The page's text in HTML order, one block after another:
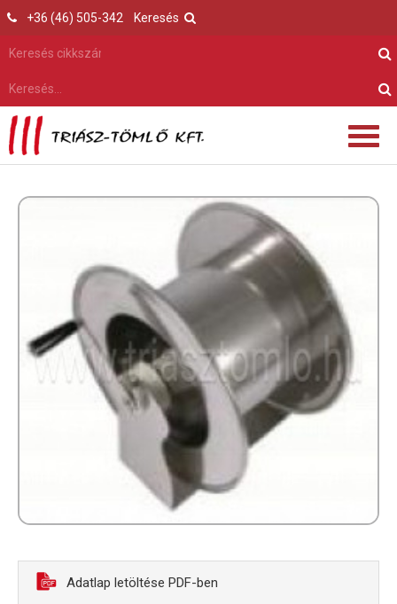
Keresés
+36 (46) 505-342
Adatlap letöltése PDF-ben